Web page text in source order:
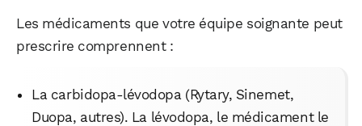
Les médicaments que votre équipe soignante peut
prescrire comprennent :
La carbidopa-lévodopa (Rytary, Sinemet,
Duopa, autres). La lévodopa, le médicament le